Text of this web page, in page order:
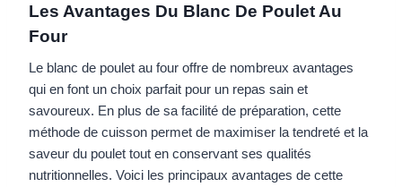
Les Avantages Du Blanc De Poulet Au
Four
Le blanc de poulet au four offre de nombreux avantages
qui en font un choix parfait pour un repas sain et
savoureux. En plus de sa facilité de préparation, cette
méthode de cuisson permet de maximiser la tendreté et la
saveur du poulet tout en conservant ses qualités
nutritionnelles. Voici les principaux avantages de cette